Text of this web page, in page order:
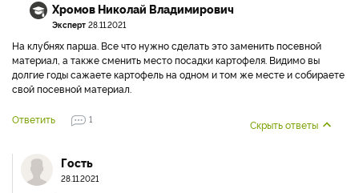
Хромов Николай Владимирович
Эксперт 28.11.2021
На клубнях парша. Все что нужно сделать это заменить посевной
материал, а также сменить место посадки картофеля. Видимо вы
долгие годы сажаете картофель на одном и том же месте и собираете
свой посевной материал.
Ответить 1 Скрыть ответы
Гость
28.11.2021